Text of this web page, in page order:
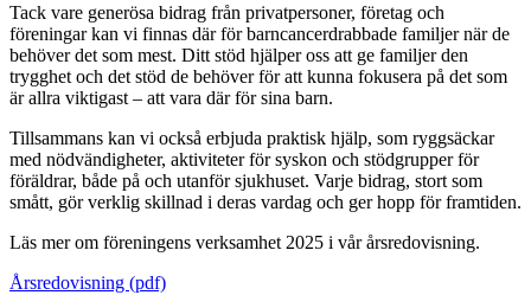
Tack vare generösa bidrag från privatpersoner, företag och
föreningar kan vi finnas där för barncancerdrabbade familjer när de
behöver det som mest. Ditt stöd hjälper oss att ge familjer den
trygghet och det stöd de behöver för att kunna fokusera på det som
är allra viktigast – att vara där för sina barn.
Tillsammans kan vi också erbjuda praktisk hjälp, som ryggsäckar
med nödvändigheter, aktiviteter för syskon och stödgrupper för
föräldrar, både på och utanför sjukhuset. Varje bidrag, stort som
smått, gör verklig skillnad i deras vardag och ger hopp för framtiden.
Läs mer om föreningens verksamhet 2025 i vår årsredovisning.
Årsredovisning (pdf)